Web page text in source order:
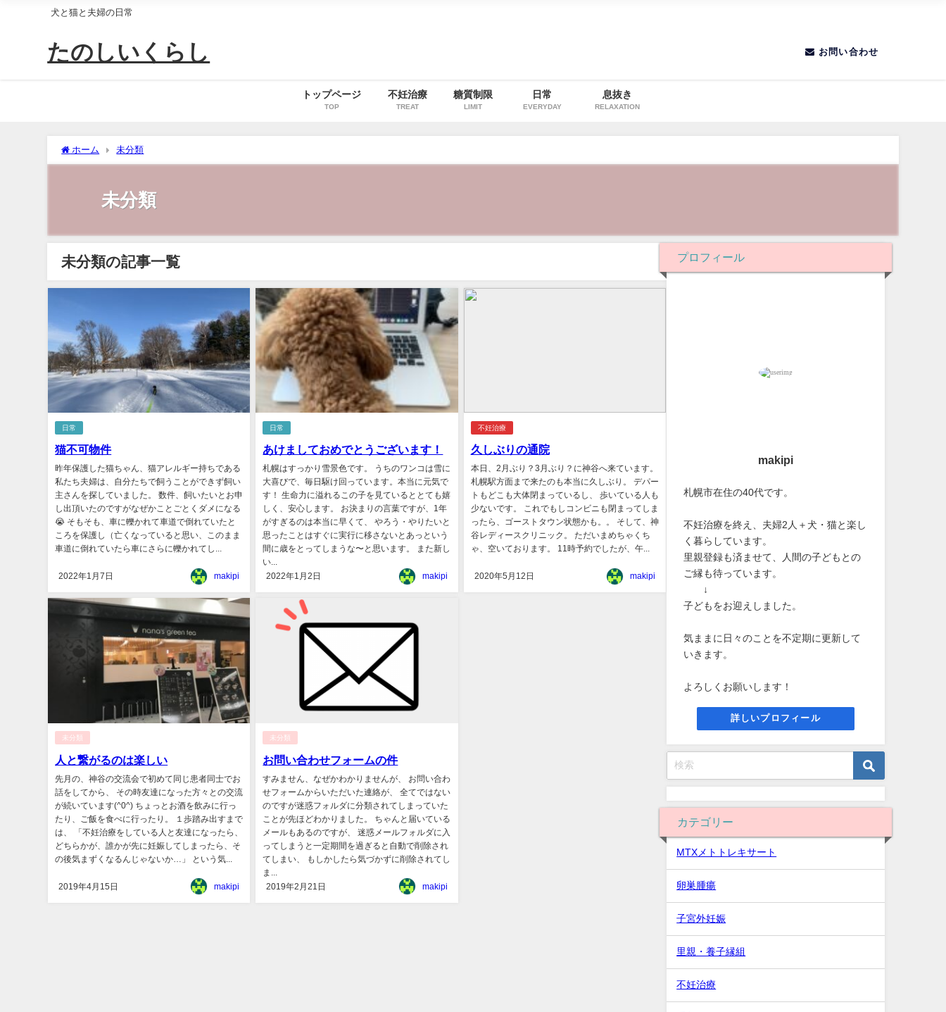
犬と猫と夫婦の日常
たのしいくらし お問い合わせ
トップページ
TOP
不妊治療
TREAT
糖質制限
LIMIT
日常
EVERYDAY
息抜き
RELAXATION
ホーム 未分類
未分類
未分類の記事一覧
日常
猫不可物件
昨年保護した猫ちゃん、猫アレルギー持ちである
私たち夫婦は、自分たちで飼うことができず飼い
主さんを探していました。 数件、飼いたいとお申
し出頂いたのですがなぜかことごとくダメになる
😭 そもそも、車に轢かれて車道で倒れていたと
ころを保護し（亡くなっていると思い、このまま
車道に倒れていたら車にさらに轢かれてし...
2022年1月7日 makipi
日常
あけましておめでとうございます！
札幌はすっかり雪景色です。 うちのワンコは雪に
大喜びで、毎日駆け回っています。本当に元気で
す！ 生命力に溢れるこの子を見ているととても嬉
しく、安心します。 お決まりの言葉ですが、1年
がすぎるのは本当に早くて、 やろう・やりたいと
思ったことはすぐに実行に移さないとあっという
間に歳をとってしまうな〜と思います。 また新し
い...
2022年1月2日
makipi
不妊治療
久しぶりの通院
本日、2月ぶり？3月ぶり？に神谷へ来ています。
札幌駅方面まで来たのも本当に久しぶり。 デパー
トもどこも大体閉まっているし、 歩いている人も
少ないです。 これでもしコンビニも閉まってしま
ったら、ゴーストタウン状態かも。。 そして、神
谷レディースクリニック。 ただいまめちゃくち
ゃ、空いております。 11時予約でしたが、午...
2020年5月12日 makipi
未分類
人と繋がるのは楽しい
先月の、神谷の交流会で初めて同じ患者同士でお
話をしてから、 その時友達になった方々との交流
が続いています(^0^) ちょっとお酒を飲みに行っ
たり、ご飯を食べに行ったり。 １歩踏み出すまで
は、 「不妊治療をしている人と友達になったら、
どちらかが、誰かが先に妊娠してしまったら、そ
の後気まずくなるんじゃないか…」 という気...
2019年4月15日 makipi
未分類
お問い合わせフォームの件
すみません、なぜかわかりませんが、 お問い合わ
せフォームからいただいた連絡が、 全てではない
のですが迷惑フォルダに分類されてしまっていた
ことが先ほどわかりました。 ちゃんと届いている
メールもあるのですが、 迷惑メールフォルダに入
ってしまうと一定期間を過ぎると自動で削除され
てしまい、 もしかしたら気づかずに削除されてし
ま...
2019年2月21日
makipi
プロフィール
makipi
札幌市在住の40代です。
不妊治療を終え、夫婦2人＋犬・猫と楽し
く暮らしています。
里親登録も済ませて、人間の子どもとの
ご縁も待っています。
↓
子どもをお迎えしました。
気ままに日々のことを不定期に更新して
いきます。
よろしくお願いします！
詳しいプロフィール
カテゴリー
MTXメトトレキサート
卵巣腫瘍
子宮外妊娠
里親・養子縁組
不妊治療